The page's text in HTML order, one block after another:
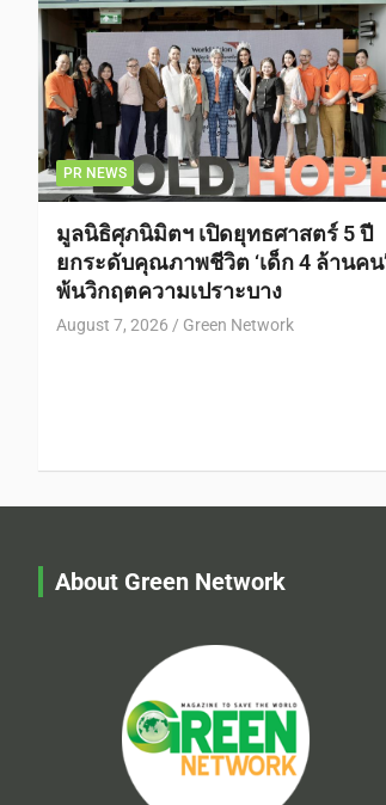
PR NEWS
มูลนิธิศุภนิมิตฯ เปิดยุทธศาสตร์ 5 ปี
ยกระดับคุณภาพชีวิต ‘เด็ก 4 ล้านคน
พ้นวิกฤตความเปราะบาง
August 7, 2026 Green Network
About Green Network